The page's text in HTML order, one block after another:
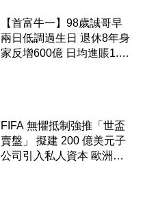
【首富牛一】98歲誠哥早
兩日低調過生日 退休8年身
家反增600億 日均進賬1.67
FIFA 無懼抵制強推「世盃
賣盤」 擬建 200 億美元子
公司引入私人資本 歐洲足